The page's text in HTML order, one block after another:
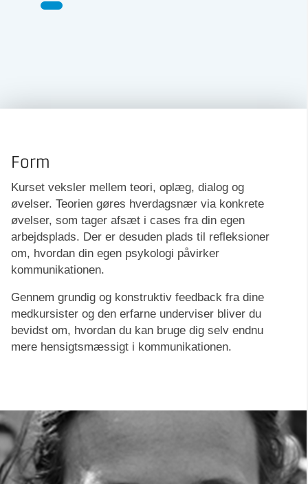
Form
Kurset veksler mellem teori, oplæg, dialog og
øvelser. Teorien gøres hverdagsnær via konkrete
øvelser, som tager afsæt i cases fra din egen
arbejdsplads. Der er desuden plads til refleksioner
om, hvordan din egen psykologi påvirker
kommunikationen.
Gennem grundig og konstruktiv feedback fra dine
medkursister og den erfarne underviser bliver du
bevidst om, hvordan du kan bruge dig selv endnu
mere hensigtsmæssigt i kommunikationen.